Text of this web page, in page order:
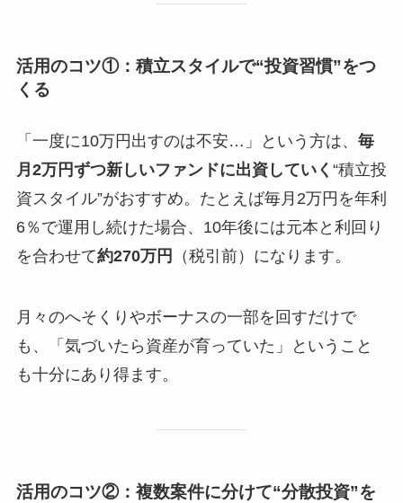
活用のコツ①：積立スタイルで“投資習慣”をつ
くる
「一度に10万円出すのは不安…」という方は、 毎
月2万円ずつ新しいファンドに出資していく “積立投
資スタイル”がおすすめ。たとえば毎月2万円を年利
6％で運用し続けた場合、10年後には元本と利回り
を合わせて約270万円 （税引前）になります。
月々のへそくりやボーナスの一部を回すだけで
も、「気づいたら資産が育っていた」ということ
も十分にあり得ます。
活用のコツ②：複数案件に分けて“分散投資”を